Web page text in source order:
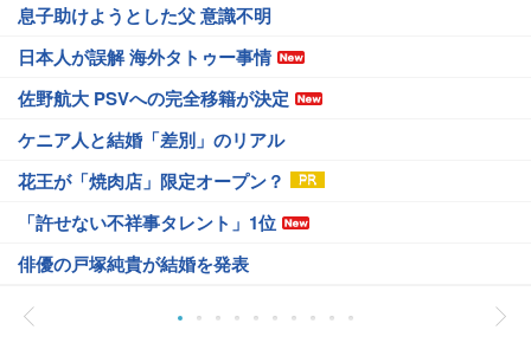
息子助けようとした父 意識不明
日本人が誤解 海外タトゥー事情
佐野航大 PSVへの完全移籍が決定
ケニア人と結婚「差別」のリアル
花王が「焼肉店」限定オープン？
「許せない不祥事タレント」1位
俳優の戸塚純貴が結婚を発表